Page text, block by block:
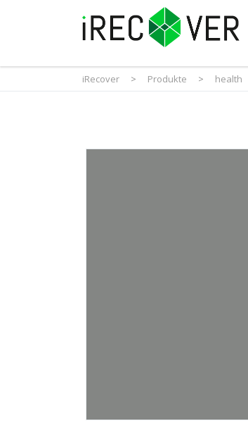
iRecover > Produkte > health